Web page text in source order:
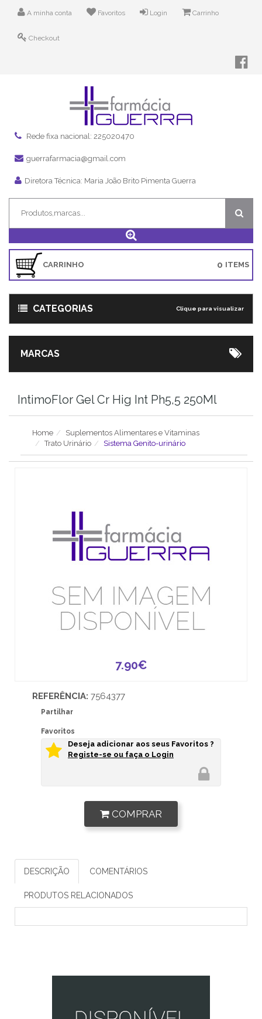
A minha conta Favoritos Login Carrinho
Checkout
Rede fixa nacional: 225020470
guerrafarmacia@gmail.com
Diretora Técnica: Maria João Brito Pimenta Guerra
CARRINHO ITEMS
0
CATEGORIAS Clique para visualizar
MARCAS
IntimoFlor Gel Cr Hig Int Ph5,5 250Ml
Home
Suplementos Alimentares e Vitaminas
Trato Urinário
Sistema Genito-urinário
7.90€
REFERÊNCIA: 7564377
Partilhar
Favoritos
Deseja adicionar aos seus Favoritos ?
Registe-se ou faça o Login
COMPRAR
DESCRIÇÃO COMENTÁRIOS
PRODUTOS RELACIONADOS